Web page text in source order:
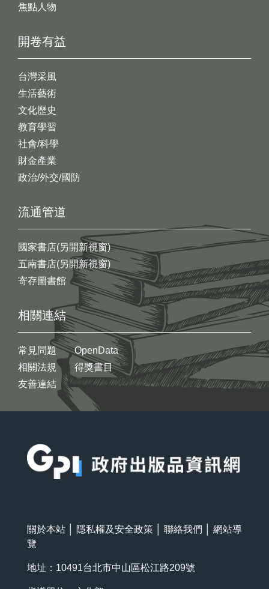
開卷有益
台灣采風
生活藝術
文化歷史
教育學習
社會/科學
財金產業
政治/外交/國防
焦點人物
流通管道
國家書店(另開新視窗)
五南書店(另開新視窗)
寄存圖書館
相關連結
常見問題
相關法規
友善連結
OpenData
得獎書目
關於本站 隱私權及安全政策 聯絡我們
網站導
覽
地址：10491台北市中山區松江路209號